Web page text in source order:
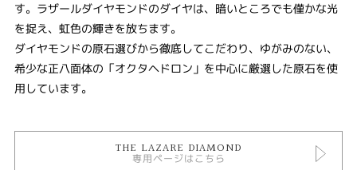
す。ラザールダイヤモンドのダイヤは、暗いところでも僅かな光
を捉え、虹色の輝きを放ちます。
ダイヤモンドの原石選びから徹底してこだわり、ゆがみのない、
希少な正八面体の「オクタヘドロン」を中心に厳選した原石を使
用しています。
THE LAZARE DIAMOND
専用ページはこちら